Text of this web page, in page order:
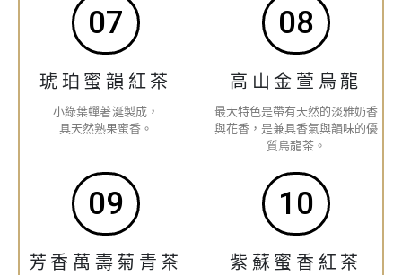
07
琥珀蜜韻紅茶
小綠葉蟬著涎製成，
具天然熟果蜜香。
08
高山金萱烏龍
最大特色是帶有天然的淡雅奶香
與花香，是兼具香氣與韻味的優
質烏龍茶。
09
芳香萬壽菊青茶
10
紫蘇蜜香紅茶